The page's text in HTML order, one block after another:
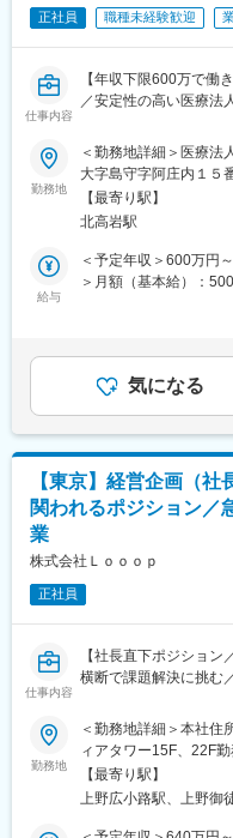
■業務の魅力：
結する業務に関われ
ど、成長の機会が豊富
■就業環境：
大阪府茨木市に本社を
も可能。社員食堂や福
制度も整備されていま
■想定されるキャリア
■企業の特徴/魅力：
当社は安定した経営基
切にする企業風土が根
し、積極的にチャレン
変更の範囲：会社の定
正社員 職種未経験歓迎
仕事内容
【年収下限600万で働
／安定性の高い医療法
【メインミッション】
当法人理事長の秘書と
できるよう当理事長を
■業務詳細：
◎当法人理事長の業務
◎当法人理事長のスケ
◎月１回以上の同行出
【働きやすい就業環境
◇秘書未経験歓迎：
基本的なPCスキル（
定時17：30＆残業少な
ながら就業することが
◇無料駐車場あり：
ので、ご相談ください。
◇横断的に多くの施設
クリニックのほか、介
ープホーム・訪問看護
営し地域の医療福祉に
八戸市南郷地区で、医
勤務地
＜勤務地詳細＞医療
大字島守字阿庄内１
内全面禁煙変更の範囲
【最寄り駅】
北高岩駅
給与
＜予定年収＞600万円
＞月額（基本給）：
上下する可能性があ
す。
気になる
【東京】経営企画（
関われるポジション／
業
株式会社Ｌｏｏｏｐ
正社員
仕事内容
【社長直下ポジショ
横断で課題解決に挑む
重視の評価制度／柔
■求人概要：社長直下
て、経営課題の整理・
ど、全社横断的な視点
す。経営の最前線で
勤務地
＜勤務地詳細＞本社住
ィアタワー15F、22F
対策：屋内全面禁煙変
【最寄り駅】
上野広小路駅、上野御